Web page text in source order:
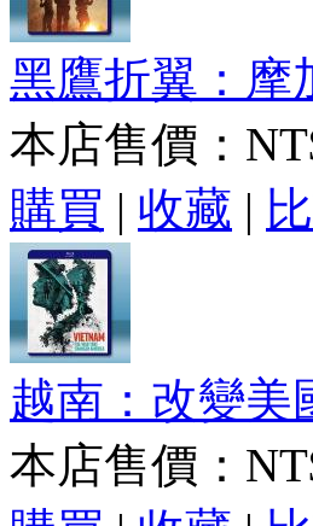
黑鷹折翼：摩
本店售價：
購買 | 收藏 |
越南：改變美
本店售價：